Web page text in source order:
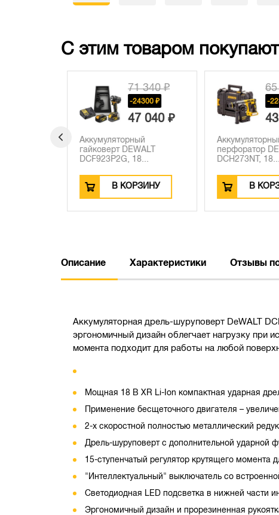
С этим товаром
71 340 ₽
-24300 ₽
47 040 ₽
Аккумуляторный
гайковерт DEWALT
DCF923P2G, 18...
В КОРЗИНУ
65
-
43
Аккумуляторный
перфоратор
DCH273NT, 18...
В
Описание Характеристики Отзывы
Аккумуляторная дрель-шуруповерт DeWALT
эргономичный дизайн облегчает нагрузку при
момента подходит для работы на любой
Мощная 18 В XR Li-Ion компактная ударная
Применение бесщеточного двигателя –
2-х скоростной полностью металлический
Дрель-шуруповерт с дополнительной ударной
15-ступенчатый регулятор крутящего
"Интеллектуальный" выключатель со
Светодиодная LED подсветка в нижней части
Эргономичный дизайн и прорезиненная